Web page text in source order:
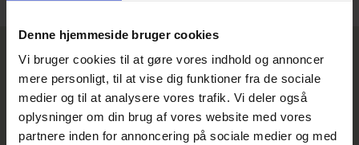
Denne hjemmeside bruger cookies
Vi bruger cookies til at gøre vores indhold og annoncer
mere personligt, til at vise dig funktioner fra de sociale
medier og til at analysere vores trafik. Vi deler også
oplysninger om din brug af vores website med vores
partnere inden for annoncering på sociale medier og med
Relaterede nyheder
PRAKTISK INFORMATION